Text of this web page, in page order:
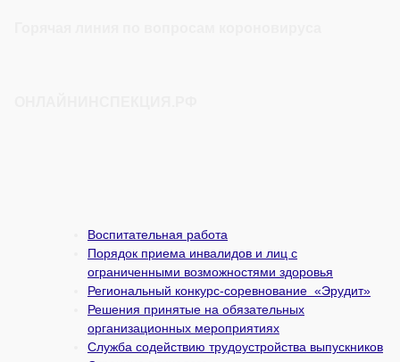
Воспитательная работа
Порядок приема инвалидов и лиц с
ограниченными возможностями здоровья
Региональный конкурс-соревнование «Эрудит»
Решения принятые на обязательных
организационных мероприятиях
Служба содействию трудоустройства выпускников